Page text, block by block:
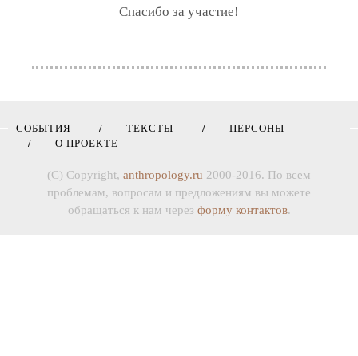
Спасибо за участие!
СОБЫТИЯ ТЕКСТЫ
ПЕРСОНЫ
О ПРОЕКТЕ
(C) Copyright, anthropology.ru 2000-2016. По всем
проблемам, вопросам и предложениям вы можете
обращаться к нам через форму контактов.